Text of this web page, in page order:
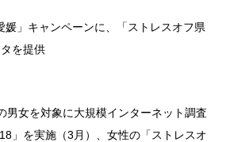
媛」キャンペーンに、「ストレスオフ県
を提供
男女を対象に大規模インターネット調査
」を実施（3月）、女性の「ストレスオ